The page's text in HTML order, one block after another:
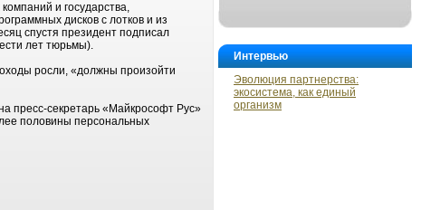
Интервью
Эволюция партнерства:
экосистема, как единый
организм
и государства,
дисков с лотков и из
спустя президент подписал
лет тюрьмы).
росли, «должны произойти
пресс-секретарь «Майкрософт Рус»
половины персональных